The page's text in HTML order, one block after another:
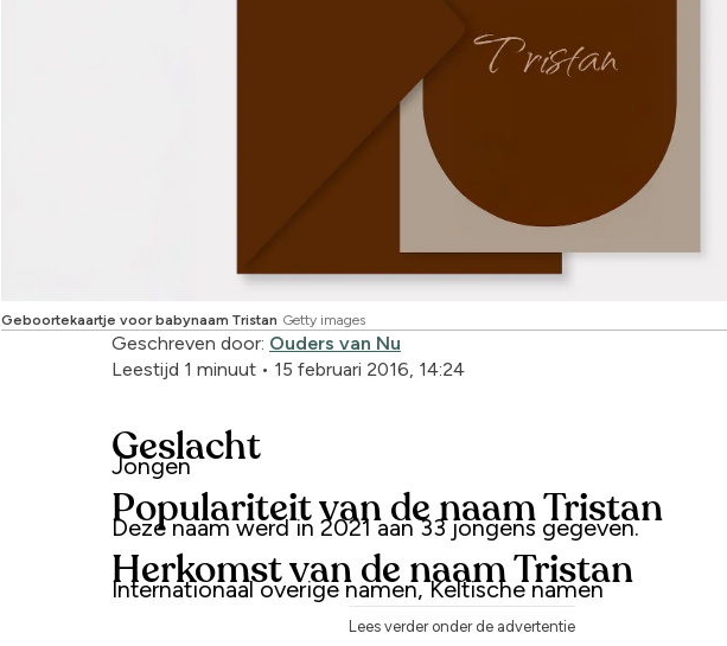
Geboortekaartje voor babynaam Tristan Getty images
Geschreven door: Ouders van Nu
Leestijd 1 minuut • 15 februari 2016, 14:24
Geslacht
Jongen
Populariteit van de naam Tristan
Deze naam werd in 2021 aan 33 jongens gegeven.
Herkomst van de naam Tristan
Internationaal overige namen, Keltische namen
Lees verder onder de advertentie